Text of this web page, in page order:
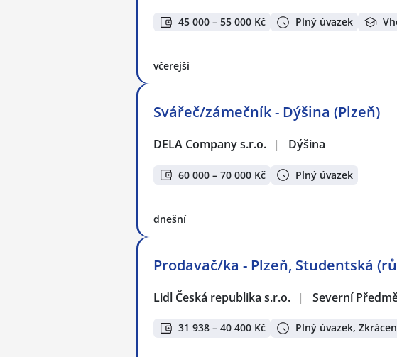
45 000 – 55 000 Kč Plný úvazek
včerejší
Svářeč/zámečník - Dýšina (Plzeň)
DELA Company s.r.o. | Dýšina
60 000 – 70 000 Kč Plný úvazek
dnešní
Prodavač/ka - Plzeň, Studentská
Lidl Česká republika s.r.o. | Severní
31 938 – 40 400 Kč Plný úvazek,